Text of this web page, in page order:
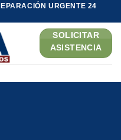
URGENTE 24
SOLICITAR
ASISTENCIA